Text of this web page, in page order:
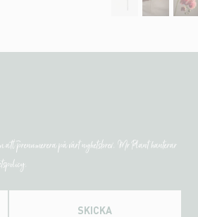
att prenumerera på vårt nyhetsbrev. Mr Plant hanterar
SKICKA